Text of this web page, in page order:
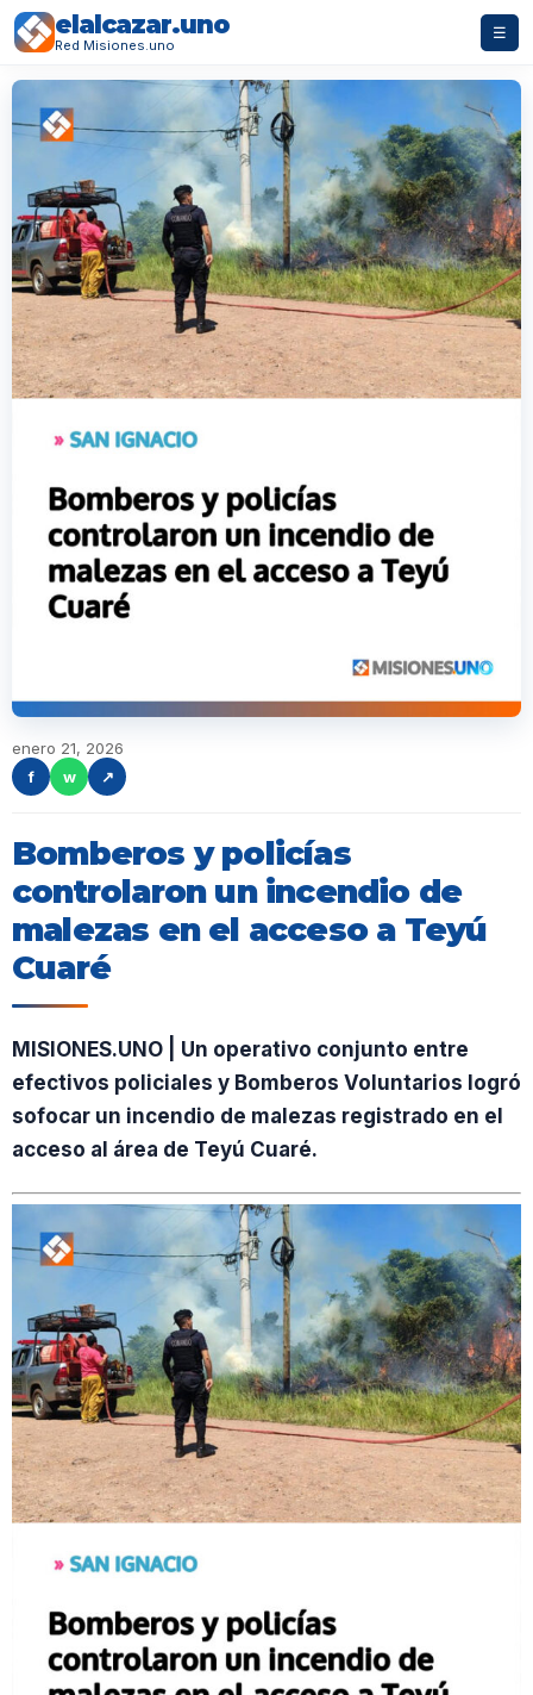
elalcazar.uno
Red Misiones.uno
☰
enero 21, 2026
f
w ↗
Bomberos y policías
controlaron un incendio de
malezas en el acceso a Teyú
Cuaré
MISIONES.UNO | Un operativo conjunto entre
efectivos policiales y Bomberos Voluntarios logró
sofocar un incendio de malezas registrado en el
acceso al área de Teyú Cuaré.